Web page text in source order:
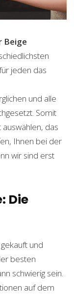
Beige
jeden das
und alle
Somit
das
Ihnen bei der
wir sind erst
Die
und
besten
schwierig sein.
auf dem